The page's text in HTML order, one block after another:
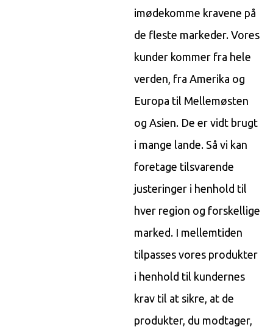
imødekomme kravene på
de fleste markeder. Vores
kunder kommer fra hele
verden, fra Amerika og
Europa til Mellemøsten
og Asien. De er vidt brugt
i mange lande. Så vi kan
foretage tilsvarende
justeringer i henhold til
hver region og forskellige
marked. I mellemtiden
tilpasses vores produkter
i henhold til kundernes
krav til at sikre, at de
produkter, du modtager,